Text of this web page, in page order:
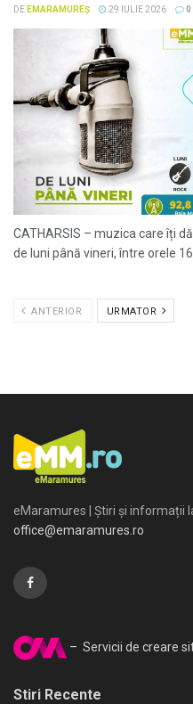
DE EMARAMUREȘ 29 IULIE 2026 0
CATHARSIS – muzica care îți
de luni până vineri, între orele
ANTERIOR URMATOR
eMaramures | Știri și informații
office@emaramures.ro
– Servicii de creare
Stiri Recente